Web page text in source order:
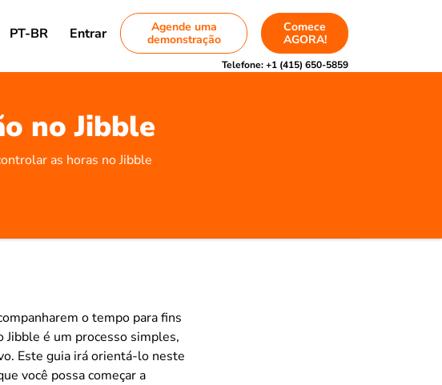
PT-BR Entrar
Agende uma
demonstração
Comece
AGORA!
Telefone:+1 (415) 650-5859
no Jibble
as horas no Jibble
o tempo para fins
Jibble é um processo simples,
Este guia irá orientá-lo neste
você possa começar a